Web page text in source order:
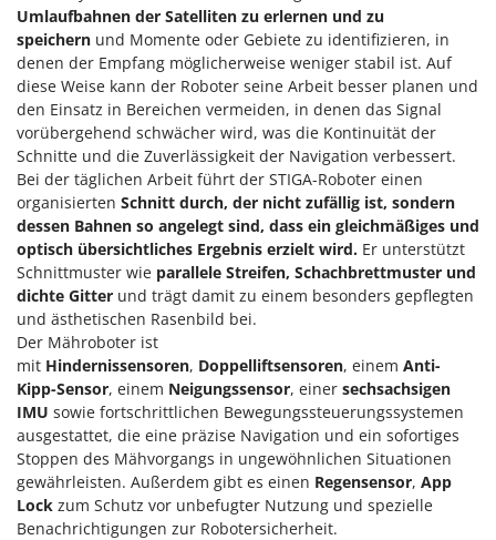
WIDU
Wiper EcoRobot
Wolf Garten
Wortex
Worx
Y Yard Force
Z
Zanon
Zephir
ZGrills
Zodiac
Zomax
Umlaufbahnen der Satelliten zu erlernen und zu
speichern und Momente oder Gebiete zu identifizieren, in
denen der Empfang möglicherweise weniger stabil ist. Auf
diese Weise kann der Roboter seine Arbeit besser planen und
den Einsatz in Bereichen vermeiden, in denen das Signal
vorübergehend schwächer wird, was die Kontinuität der
Schnitte und die Zuverlässigkeit der Navigation verbessert.
Bei der täglichen Arbeit führt der STIGA-Roboter einen
organisierten Schnitt durch, der nicht zufällig ist, sondern
dessen Bahnen so angelegt sind, dass ein gleichmäßiges und
optisch übersichtliches Ergebnis erzielt wird. Er unterstützt
Schnittmuster wie parallele Streifen, Schachbrettmuster und
dichte Gitter und trägt damit zu einem besonders gepflegten
und ästhetischen Rasenbild bei.
Der Mähroboter ist
mit Hindernissensoren, Doppelliftsensoren, einem Anti-
Kipp-Sensor, einem Neigungssensor, einer sechsachsigen
IMU sowie fortschrittlichen Bewegungssteuerungssystemen
ausgestattet, die eine präzise Navigation und ein sofortiges
Stoppen des Mähvorgangs in ungewöhnlichen Situationen
gewährleisten. Außerdem gibt es einen Regensensor, App
Lock zum Schutz vor unbefugter Nutzung und spezielle
Benachrichtigungen zur Robotersicherheit.